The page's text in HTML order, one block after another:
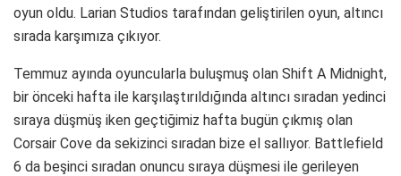
oyun oldu. Larian Studios tarafından geliştirilen oyun, altıncı
sırada karşımıza çıkıyor.
Temmuz ayında oyuncularla buluşmuş olan Shift A Midnight,
bir önceki hafta ile karşılaştırıldığında altıncı sıradan yedinci
sıraya düşmüş iken geçtiğimiz hafta bugün çıkmış olan
Corsair Cove da sekizinci sıradan bize el sallıyor. Battlefield
6 da beşinci sıradan onuncu sıraya düşmesi ile gerileyen